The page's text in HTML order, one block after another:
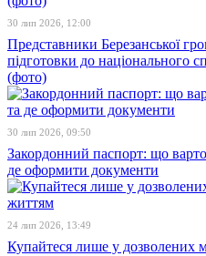
30 лип 2026, 12:00
Представники Березанської
підготовки до національного
(фото)
30 лип 2026, 09:50
Закордонний паспорт: що
де оформити документи
24 лип 2026, 13:49
Купайтеся лише у дозволених